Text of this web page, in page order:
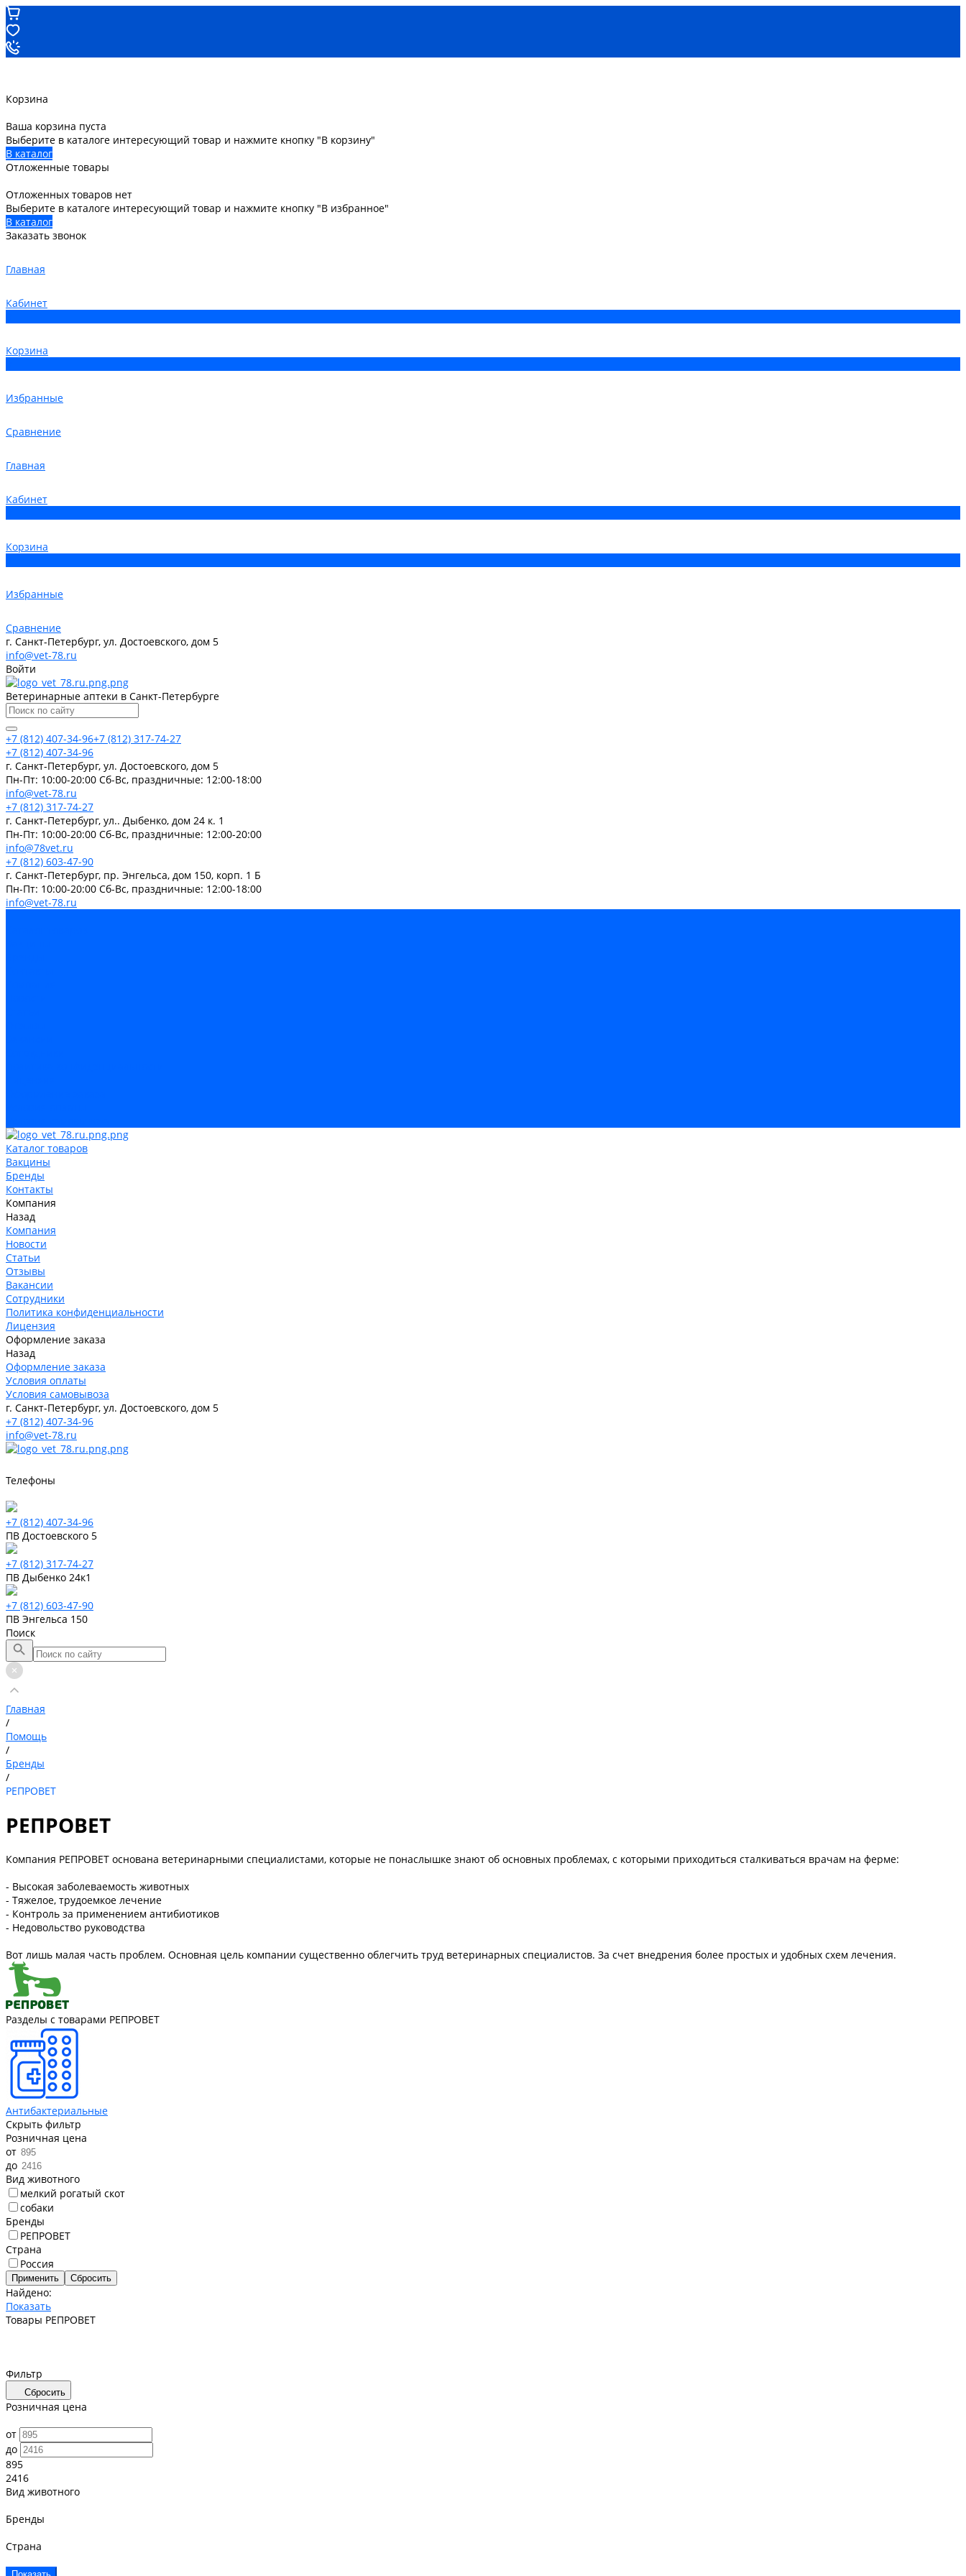
Корзина
Ваша корзина пуста
Выберите в каталоге интересующий товар и нажмите кнопку "В корзину"
В каталог
Отложенные товары
Отложенных товаров нет
Выберите в каталоге интересующий товар и нажмите кнопку "В избранное"
В каталог
Заказать звонок
Главная
Кабинет
Корзина
Избранные
Сравнение
Главная
Кабинет
Корзина
Избранные
Сравнение
г. Санкт-Петербург, ул. Достоевского, дом 5
info@vet-78.ru
Войти
Ветеринарные аптеки в Санкт-Петербурге
+7 (812) 407-34-96+7 (812) 317-74-27
+7 (812) 407-34-96
г. Санкт-Петербург, ул. Достоевского, дом 5
Пн-Пт: 10:00-20:00 Cб-Вс, праздничные: 12:00-18:00
info@vet-78.ru
+7 (812) 317-74-27
г. Санкт-Петербург, ул.. Дыбенко, дом 24 к. 1
Пн-Пт: 10:00-20:00 Cб-Вс, праздничные: 12:00-20:00
info@78vet.ru
+7 (812) 603-47-90
г. Санкт-Петербург, пр. Энгельса, дом 150, корп. 1 Б
Пн-Пт: 10:00-20:00 Cб-Вс, праздничные: 12:00-18:00
info@vet-78.ru
Каталог товаров
Вакцины
Бренды
Контакты
Компания
Назад
Компания
Новости
Статьи
Отзывы
Вакансии
Сотрудники
Политика конфиденциальности
Лицензия
Оформление заказа
Назад
Оформление заказа
Условия оплаты
Условия самовывоза
г. Санкт-Петербург, ул. Достоевского, дом 5
+7 (812) 407-34-96
info@vet-78.ru
Телефоны
+7 (812) 407-34-96
ПВ Достоевского 5
+7 (812) 317-74-27
ПВ Дыбенко 24к1
+7 (812) 603-47-90
ПВ Энгельса 150
Поиск
Главная
/
Помощь
/
Бренды
/
РЕПРОВЕТ
РЕПРОВЕТ
Компания РЕПРОВЕТ основана ветеринарными специалистами, которые не понаслышке знают об основных проблемах, с которыми приходиться сталкиваться врачам на ферме:
- Высокая заболеваемость животных
- Тяжелое, трудоемкое лечение
- Контроль за применением антибиотиков
- Недовольство руководства
Вот лишь малая часть проблем. Основная цель компании существенно облегчить труд ветеринарных специалистов. За счет внедрения более простых и удобных схем лечения.
Разделы с товарами РЕПРОВЕТ
Антибактериальные
Скрыть фильтр
Розничная цена
от
до
Вид животного
мелкий рогатый скот
собаки
Бренды
РЕПРОВЕТ
Страна
Россия
Найдено:
Показать
Товары РЕПРОВЕТ
Фильтр
Сбросить
Розничная цена
от
до
895
2416
Вид животного
Бренды
Страна
Показать